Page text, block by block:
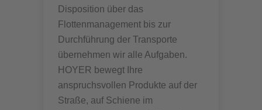
Disposition über das
Flottenmanagement bis zur
Durchführung der Transporte
übernehmen wir alle Aufgaben.
HOYER bewegt Ihre
anspruchsvollen Produkte auf der
Straße, auf Schiene im